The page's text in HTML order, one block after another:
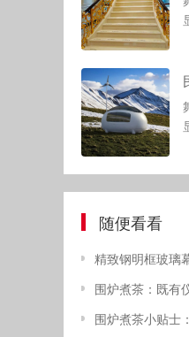
随便看看
精致钢明框玻璃
围炉煮茶：既有仪
围炉煮茶小贴士：